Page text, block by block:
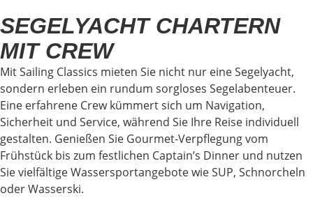
SEGELYACHT CHARTERN
MIT CREW
Mit Sailing Classics mieten Sie nicht nur eine Segelyacht,
sondern erleben ein rundum sorgloses Segelabenteuer.
Eine erfahrene Crew kümmert sich um Navigation,
Sicherheit und Service, während Sie Ihre Reise individuell
gestalten. Genießen Sie Gourmet-Verpflegung vom
Frühstück bis zum festlichen Captain’s Dinner und nutzen
Sie vielfältige Wassersportangebote wie SUP, Schnorcheln
oder Wasserski.